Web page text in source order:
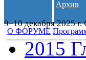
9–10 декабря 2025 г.
Архив
О ФОРУМЕ
2015